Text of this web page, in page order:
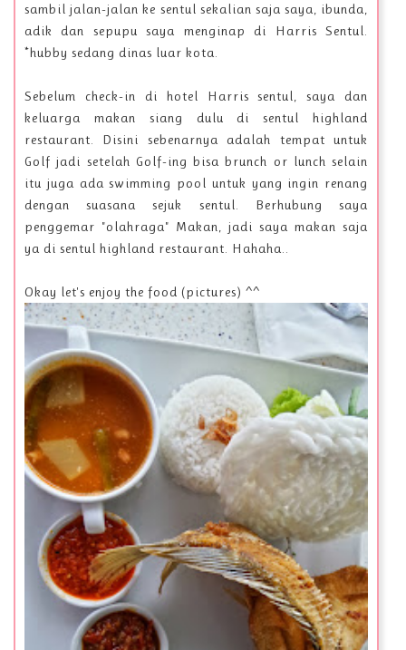
sambil jalan-jalan ke sentul sekalian saja saya, ibunda,
adik dan sepupu saya menginap di Harris Sentul.
*hubby sedang dinas luar kota.
Sebelum check-in di hotel Harris sentul, saya dan
keluarga makan siang dulu di sentul highland
restaurant. Disini sebenarnya adalah tempat untuk
Golf jadi setelah Golf-ing bisa brunch or lunch selain
itu juga ada swimming pool untuk yang ingin renang
dengan suasana sejuk sentul. Berhubung saya
penggemar "olahraga" Makan, jadi saya makan saja
ya di sentul highland restaurant. Hahaha..
Okay let's enjoy the food (pictures) ^^